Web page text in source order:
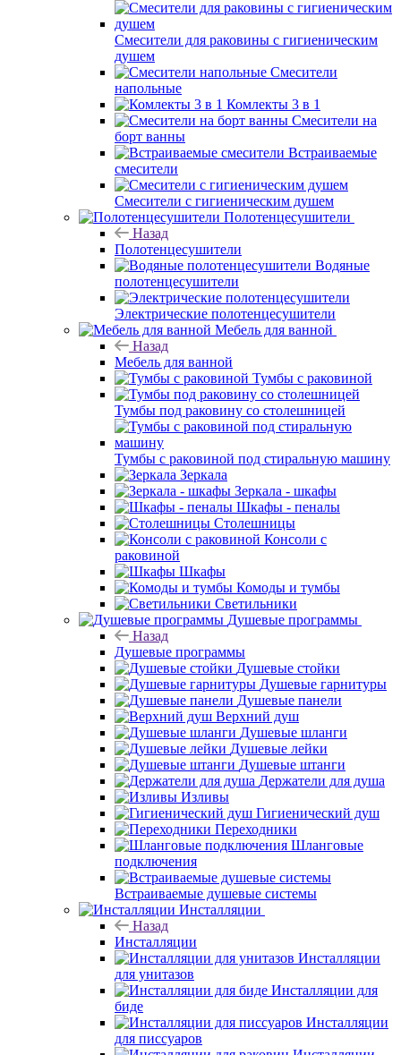
Смесители для раковины с гигиеническим
душем
Смесители
напольные
Комлекты 3 в 1
Смесители на
борт ванны
Встраиваемые
смесители
Смесители с гигиеническим душем
Полотенцесушители
Назад
Полотенцесушители
Водяные
полотенцесушители
Электрические полотенцесушители
Мебель для ванной
Назад
Мебель для ванной
Тумбы с раковиной
Тумбы под раковину со столешницей
Тумбы с раковиной под стиральную машину
Зеркала
Зеркала - шкафы
Шкафы - пеналы
Столешницы
Консоли с
раковиной
Шкафы
Комоды и тумбы
Светильники
Душевые программы
Назад
Душевые программы
Душевые стойки
Душевые гарнитуры
Душевые панели
Верхний душ
Душевые шланги
Душевые лейки
Душевые штанги
Держатели для душа
Изливы
Гигиенический душ
Переходники
Шланговые
подключения
Встраиваемые душевые системы
Инсталляции
Назад
Инсталляции
Инсталляции
для унитазов
Инсталляции для
биде
Инсталляции
для писсуаров